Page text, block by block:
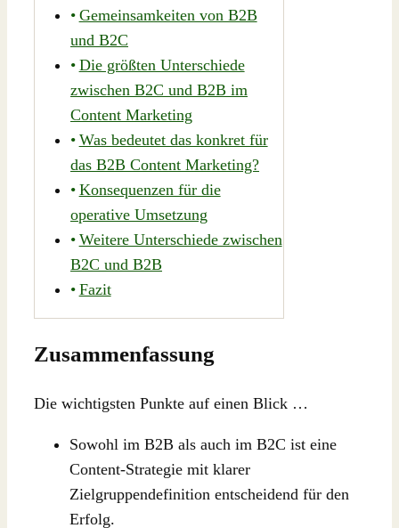
Gemeinsamkeiten von B2B
und B2C
Die größten Unterschiede
zwischen B2C und B2B im
Content Marketing
Was bedeutet das konkret für
das B2B Content Marketing?
Konsequenzen für die
operative Umsetzung
Weitere Unterschiede zwischen
B2C und B2B
Fazit
Zusammenfassung
Die wichtigsten Punkte auf einen Blick …
Sowohl im B2B als auch im B2C ist eine
Content-Strategie mit klarer
Zielgruppendefinition entscheidend für den
Erfolg.